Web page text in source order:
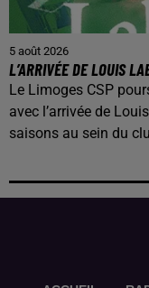
5 août 2026
L’ARRIVÉE DE LOUIS
Le Limoges CSP
avec l’arrivée de
saisons au sein du